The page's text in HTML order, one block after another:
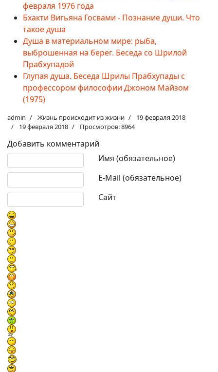
февраля 1976 года
Бхакти Вигьяна Госвами - Познание души. Что
такое душа
Душа в материальном мире: рыба,
выброшенная на берег. Беседа со Шрилой
Прабхупадой
Глупая душа. Беседа Шрилы Прабхупады c
профессором философии Джоном Майзом
(1975)
admin Жизнь происходит из жизни
19 февраля 2018
19 февраля 2018
Просмотров: 8964
Добавить комментарий
Имя (обязательное)
E-Mail (обязательное)
Сайт
Текст комментария